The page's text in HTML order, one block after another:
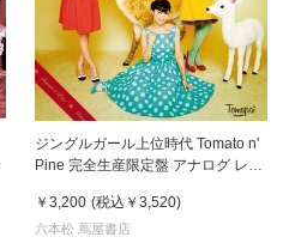
ジングルガール上位時代 Tomato n'
Pine 完全生産限定盤 アナログ レコ
￥3,200 (税込 ￥3,520)
六本松 蔦屋書店